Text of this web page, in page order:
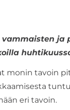
monin tavoin
eri tavoin.